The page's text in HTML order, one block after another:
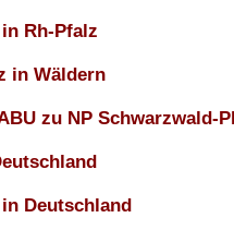
Rh-Pfalz
in Wäldern
zu NP Schwarzwald-
Deutschland